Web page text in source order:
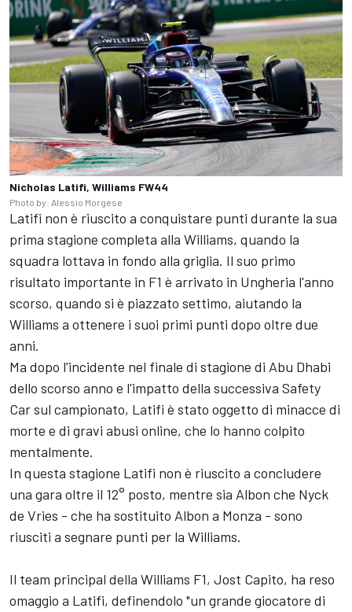
Nicholas Latifi, Williams FW44
Photo by: Alessio Morgese
Latifi non è riuscito a conquistare punti durante la sua
prima stagione completa alla Williams, quando la
squadra lottava in fondo alla griglia. Il suo primo
risultato importante in F1 è arrivato in Ungheria l'anno
scorso, quando si è piazzato settimo, aiutando la
Williams a ottenere i suoi primi punti dopo oltre due
anni.
Ma dopo l'incidente nel finale di stagione di Abu Dhabi
dello scorso anno e l'impatto della successiva Safety
Car sul campionato, Latifi è stato oggetto di minacce di
morte e di gravi abusi online, che lo hanno colpito
mentalmente.
In questa stagione Latifi non è riuscito a concludere
una gara oltre il 12° posto, mentre sia Albon che Nyck
de Vries - che ha sostituito Albon a Monza - sono
riusciti a segnare punti per la Williams.
Il team principal della Williams F1, Jost Capito, ha reso
omaggio a Latifi, definendolo "un grande giocatore di